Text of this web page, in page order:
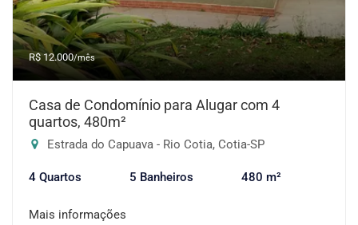
R$ 12.000/mês
Casa de Condomínio para Alugar com 4
quartos, 480m²
Estrada do Capuava - Rio Cotia, Cotia-SP
4 Quartos 5 Banheiros 480 m²
Mais informações